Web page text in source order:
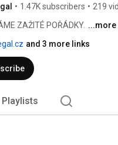
• 1.47K subscribers • 219
ZAŽITÉ POŘÁDKY. ...more
and 3 more links
Playlists